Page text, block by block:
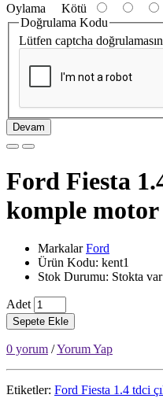
Oylama Kötü
Doğrulama Kodu
Lütfen captcha
Devam
Ford Fiesta
komple motor
MarkalarFord
Ürün Kodu: kent1
Stok Durumu: Stokta var
Adet
Sepete Ekle
0 yorum /Yorum Yap
Etiketler: Ford Fiesta 1.4 tdci